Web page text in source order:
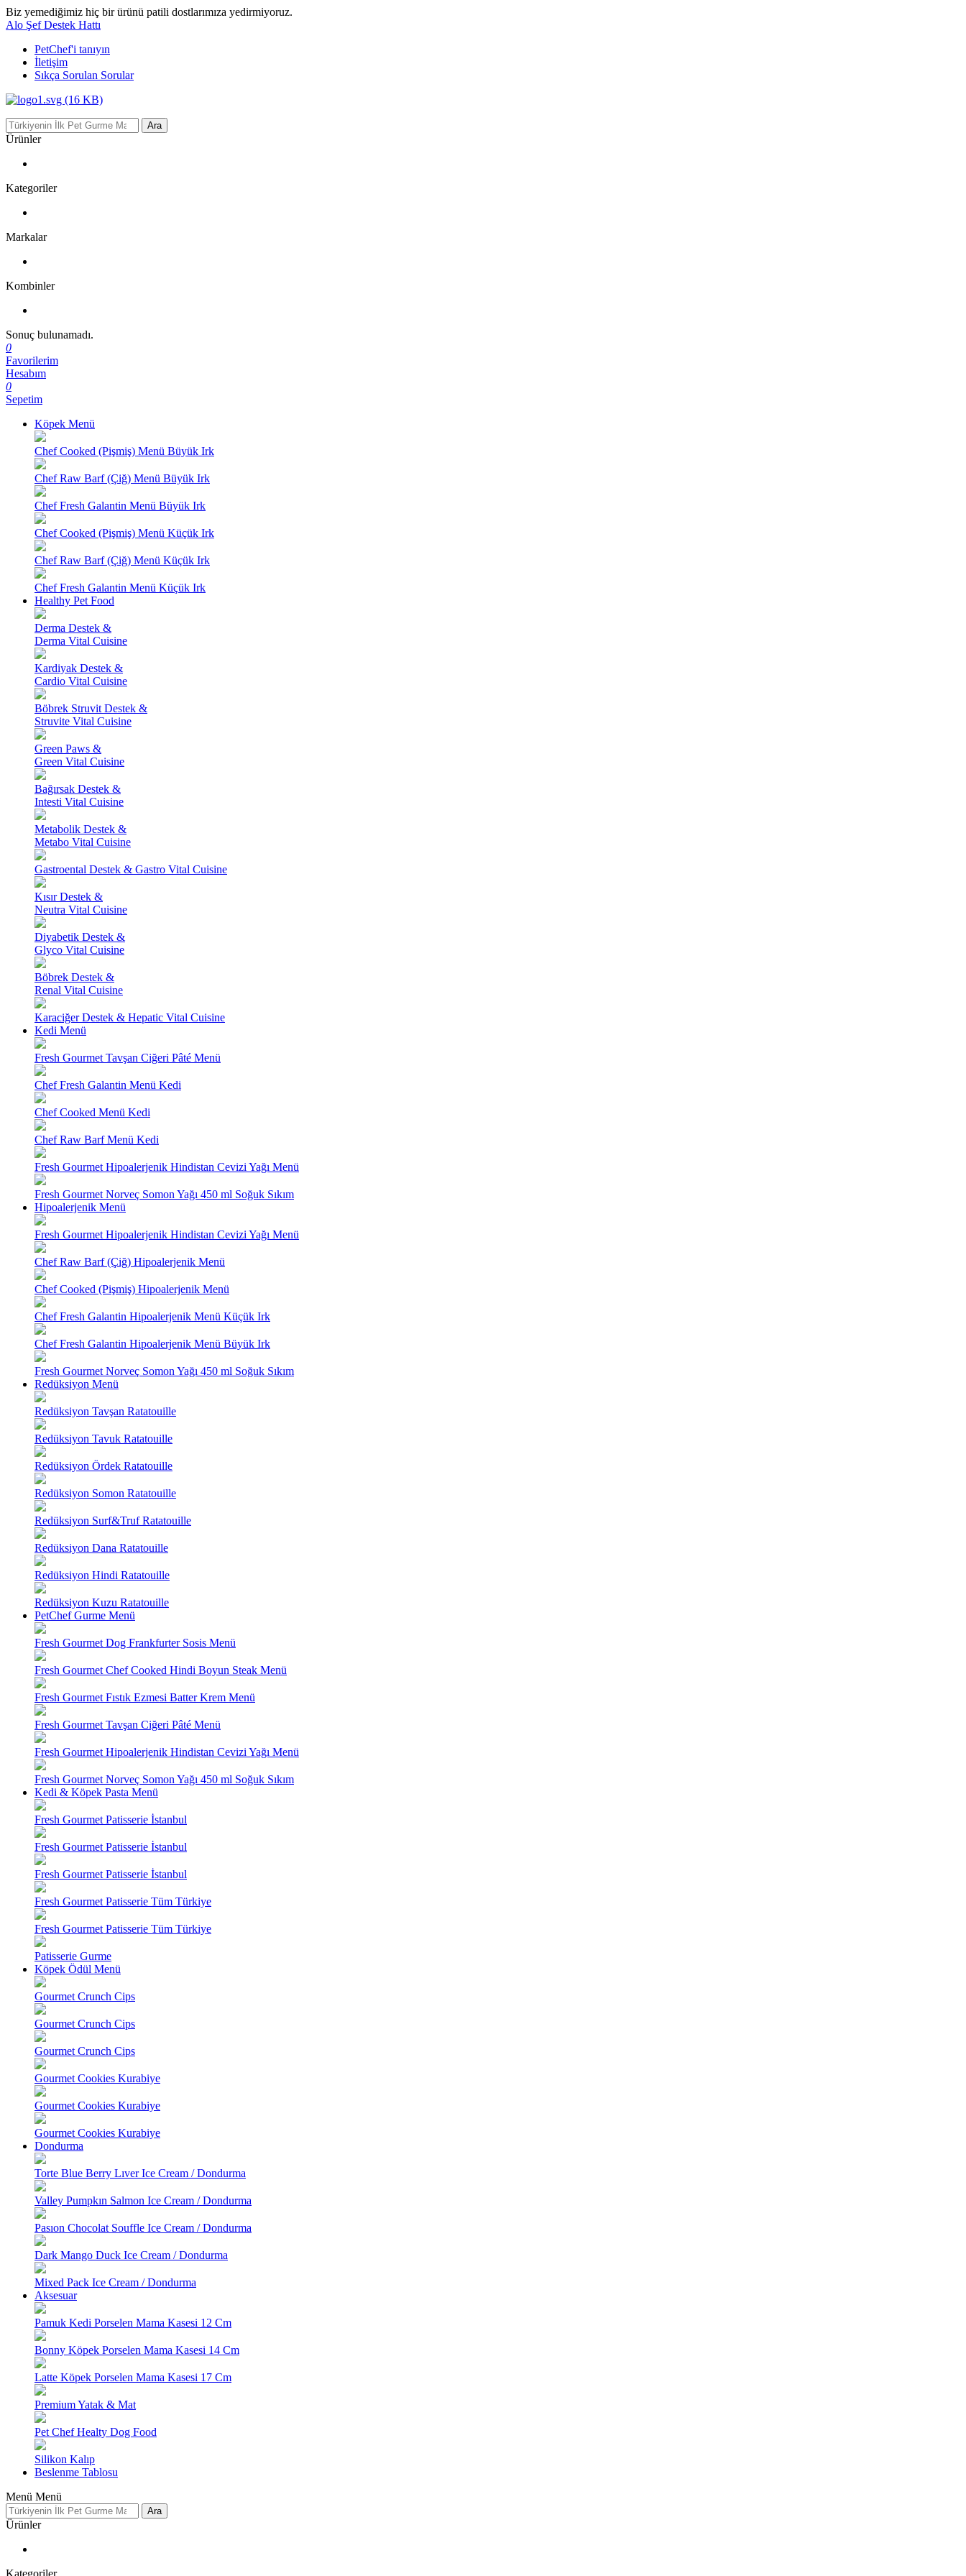
Biz yemediğimiz hiç bir ürünü patili dostlarımıza yedirmiyoruz.
Alo Şef Destek Hattı
PetChef'i tanıyın
İletişim
Sıkça Sorulan Sorular
Ara
Ürünler
Kategoriler
Markalar
Kombinler
Sonuç bulunamadı.
0
Favorilerim
Hesabım
0
Sepetim
Köpek Menü
Chef Cooked (Pişmiş) Menü Büyük Irk
Chef Raw Barf (Çiğ) Menü Büyük Irk
Chef Fresh Galantin Menü Büyük Irk
Chef Cooked (Pişmiş) Menü Küçük Irk
Chef Raw Barf (Çiğ) Menü Küçük Irk
Chef Fresh Galantin Menü Küçük Irk
Healthy Pet Food
Derma Destek &
Derma Vital Cuisine
Kardiyak Destek &
Cardio Vital Cuisine
Böbrek Struvit Destek &
Struvite Vital Cuisine
Green Paws &
Green Vital Cuisine
Bağırsak Destek &
Intesti Vital Cuisine
Metabolik Destek &
Metabo Vital Cuisine
Gastroental Destek & Gastro Vital Cuisine
Kısır Destek &
Neutra Vital Cuisine
Diyabetik Destek &
Glyco Vital Cuisine
Böbrek Destek &
Renal Vital Cuisine
Karaciğer Destek & Hepatic Vital Cuisine
Kedi Menü
Fresh Gourmet Tavşan Ciğeri Pâté Menü
Chef Fresh Galantin Menü Kedi
Chef Cooked Menü Kedi
Chef Raw Barf Menü Kedi
Fresh Gourmet Hipoalerjenik Hindistan Cevizi Yağı Menü
Fresh Gourmet Norveç Somon Yağı 450 ml Soğuk Sıkım
Hipoalerjenik Menü
Fresh Gourmet Hipoalerjenik Hindistan Cevizi Yağı Menü
Chef Raw Barf (Çiğ) Hipoalerjenik Menü
Chef Cooked (Pişmiş) Hipoalerjenik Menü
Chef Fresh Galantin Hipoalerjenik Menü Küçük Irk
Chef Fresh Galantin Hipoalerjenik Menü Büyük Irk
Fresh Gourmet Norveç Somon Yağı 450 ml Soğuk Sıkım
Redüksiyon Menü
Redüksiyon Tavşan Ratatouille
Redüksiyon Tavuk Ratatouille
Redüksiyon Ördek Ratatouille
Redüksiyon Somon Ratatouille
Redüksiyon Surf&Truf Ratatouille
Redüksiyon Dana Ratatouille
Redüksiyon Hindi Ratatouille
Redüksiyon Kuzu Ratatouille
PetChef Gurme Menü
Fresh Gourmet Dog Frankfurter Sosis Menü
Fresh Gourmet Chef Cooked Hindi Boyun Steak Menü
Fresh Gourmet Fıstık Ezmesi Batter Krem Menü
Fresh Gourmet Tavşan Ciğeri Pâté Menü
Fresh Gourmet Hipoalerjenik Hindistan Cevizi Yağı Menü
Fresh Gourmet Norveç Somon Yağı 450 ml Soğuk Sıkım
Kedi & Köpek Pasta Menü
Fresh Gourmet Patisserie İstanbul
Fresh Gourmet Patisserie İstanbul
Fresh Gourmet Patisserie İstanbul
Fresh Gourmet Patisserie Tüm Türkiye
Fresh Gourmet Patisserie Tüm Türkiye
Patisserie Gurme
Köpek Ödül Menü
Gourmet Crunch Cips
Gourmet Crunch Cips
Gourmet Crunch Cips
Gourmet Cookies Kurabiye
Gourmet Cookies Kurabiye
Gourmet Cookies Kurabiye
Dondurma
Torte Blue Berry Lıver Ice Cream / Dondurma
Valley Pumpkın Salmon Ice Cream / Dondurma
Pasıon Chocolat Souffle Ice Cream / Dondurma
Dark Mango Duck Ice Cream / Dondurma
Mixed Pack Ice Cream / Dondurma
Aksesuar
Pamuk Kedi Porselen Mama Kasesi 12 Cm
Bonny Köpek Porselen Mama Kasesi 14 Cm
Latte Köpek Porselen Mama Kasesi 17 Cm
Premium Yatak & Mat
Pet Chef Healty Dog Food
Silikon Kalıp
Beslenme Tablosu
Menü Menü
Ara
Ürünler
Kategoriler